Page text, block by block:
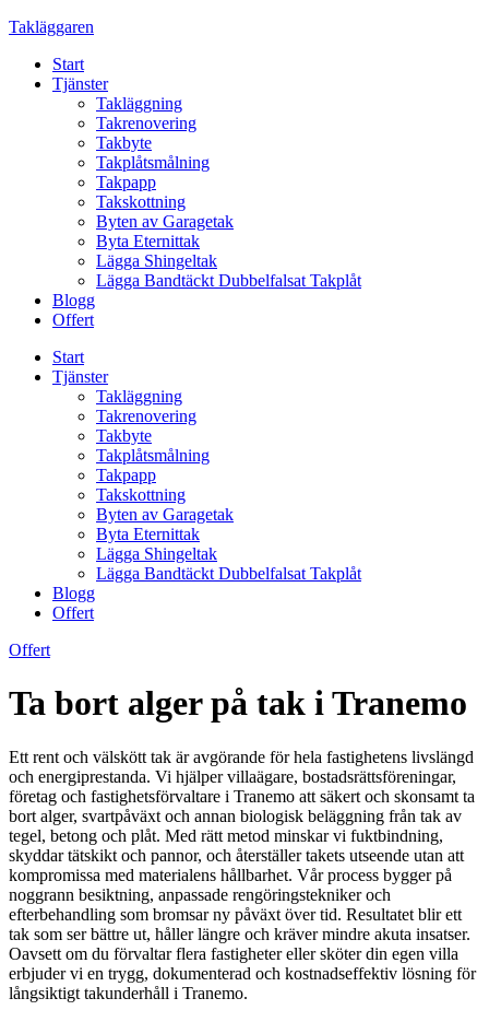
Skip
content
Takläggaren
Start
Tjänster
Takläggning
Takrenovering
Takbyte
Takplåtsmålning
Takpapp
Takskottning
Byten av Garagetak
Byta Eternittak
Lägga Shingeltak
Lägga Bandtäckt Dubbelfalsat Takplåt
Blogg
Offert
Start
Tjänster
Takläggning
Takrenovering
Takbyte
Takplåtsmålning
Takpapp
Takskottning
Byten av Garagetak
Byta Eternittak
Lägga Shingeltak
Lägga Bandtäckt Dubbelfalsat Takplåt
Blogg
Offert
Offert
Ta bort alger på tak i Tranemo
Ett rent och välskött tak är avgörande för hela fastighetens livslängd
och energiprestanda. Vi hjälper villaägare, bostadsrättsföreningar,
företag och fastighetsförvaltare i Tranemo att säkert och skonsamt ta
bort alger, svartpåväxt och annan biologisk beläggning från tak av
tegel, betong och plåt. Med rätt metod minskar vi fuktbindning,
skyddar tätskikt och pannor, och återställer takets utseende utan att
kompromissa med materialens hållbarhet. Vår process bygger på
noggrann besiktning, anpassade rengöringstekniker och
efterbehandling som bromsar ny påväxt över tid. Resultatet blir ett
tak som ser bättre ut, håller längre och kräver mindre akuta insatser.
Oavsett om du förvaltar flera fastigheter eller sköter din egen villa
erbjuder vi en trygg, dokumenterad och kostnadseffektiv lösning för
långsiktigt takunderhåll i Tranemo.